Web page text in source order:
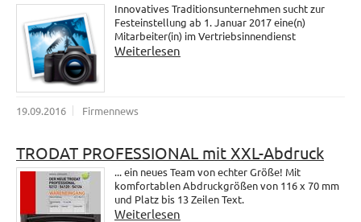
Innovatives Traditionsunternehmen sucht zur
Festeinstellung ab 1. Januar 2017 eine(n)
Mitarbeiter(in) im Vertriebsinnendienst
Weiterlesen
19.09.2016 Firmennews
TRODAT PROFESSIONAL mit XXL-Abdruck
... ein neues Team von echter Größe! Mit
komfortablen Abdruckgrößen von 116 x 70 mm
und Platz bis 13 Zeilen Text.
Weiterlesen